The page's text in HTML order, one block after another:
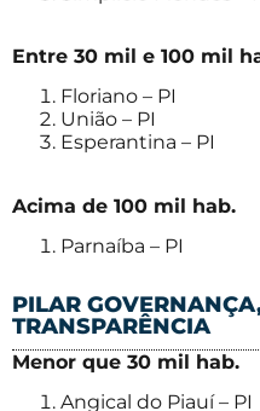
Entre 30 mil e 100 mil
Floriano – PI
União – PI
Esperantina – PI
Acima de 100 mil hab.
Parnaíba – PI
PILAR
TRANSPARÊNCIA
Menor que 30 mil hab.
Angical do Piauí – PI